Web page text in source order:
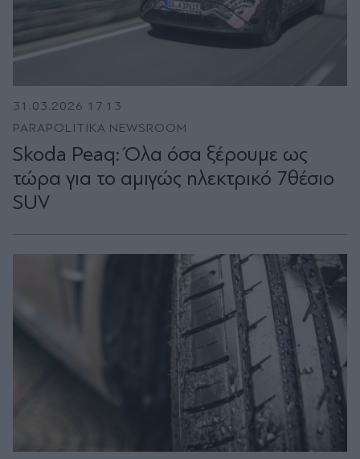
31.03.2026 17:13
PARAPOLITIKA NEWSROOM
Skoda Peaq: Όλα όσα ξέρουμε ως
τώρα για το αμιγώς ηλεκτρικό 7θέσιο
SUV